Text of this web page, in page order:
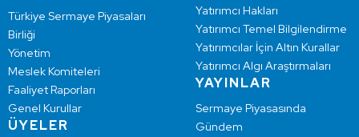
Türkiye Sermaye Piyasaları
Birliği
Yönetim
Meslek Komiteleri
Faaliyet Raporları
Genel Kurullar
ÜYELER
Yatırımcı Hakları
Yatırımcı Temel Bilgilendirme
Yatırımcılar İçin Altın Kurallar
Yatırımcı Algı Araştırmaları
YAYINLAR
Sermaye Piyasasında
Gündem